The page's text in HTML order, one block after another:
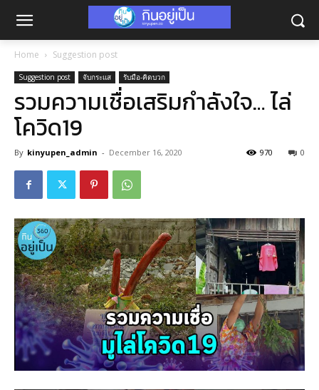
Home Suggestion post
Suggestion post จับกระแส รับมือ-คิดบวก
รวมความเชื่อเสริมกำลังใจ… ไล่
โควิด19
By kinyupen_admin - December 16, 2020 0
970